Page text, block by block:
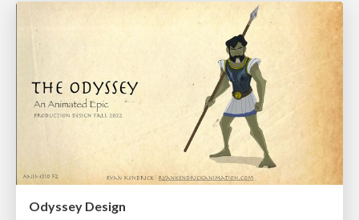
Odyssey Design